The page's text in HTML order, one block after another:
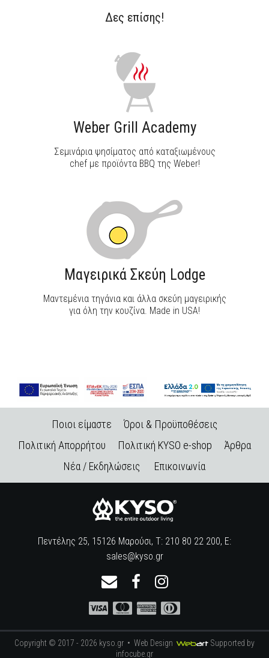
Δες επίσης!
Weber Grill Academy
Σεμινάρια ψησίματος από καταξιωμένους
chef με προϊόντα BBQ της Weber!
Μαγειρικά Σκεύη Lodge
Μαντεμένια τηγάνια και άλλα σκεύη μαγειρικής
για όλη την κουζίνα. Made in USA!
Ποιοι είμαστε
Όροι & Προϋποθέσεις
Πολιτική Απορρήτου
Πολιτική KYSO e-shop
Άρθρα
Νέα / Εκδηλώσεις
Επικοινωνία
Πεντέλης 25, 15126 Μαρούσι, Τ: 210 80 22 200, E:
sales@kyso.gr
Copyright © 2017 - 2026 kyso.gr • Web Design
Supported by
infocube.gr